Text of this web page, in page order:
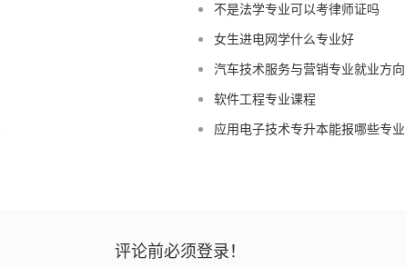
不是法学专业可以考律师证吗
女生进电网学什么专业好
汽车技术服务与营销专业就业方向
软件工程专业课程
应用电子技术专升本能报哪些专业
评论前必须登录！